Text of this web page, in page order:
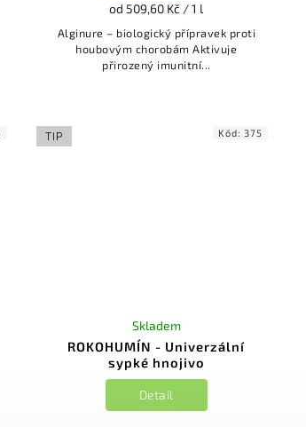
od 509,60 Kč / 1 l
Alginure – biologický přípravek proti
houbovým chorobám Aktivuje
přirozený imunitní...
TIP
ROKOHUMÍN - Univerzální
sypké hnojivo
Skladem
Detail
Kód:375